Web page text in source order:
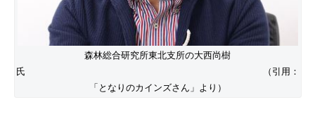
森林総合研究所東北支所の大西尚樹
氏 （引用：
「となりのカインズさん」より）